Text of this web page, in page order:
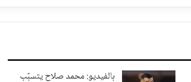
بالفيديو: محمد صلاح يتسبّب